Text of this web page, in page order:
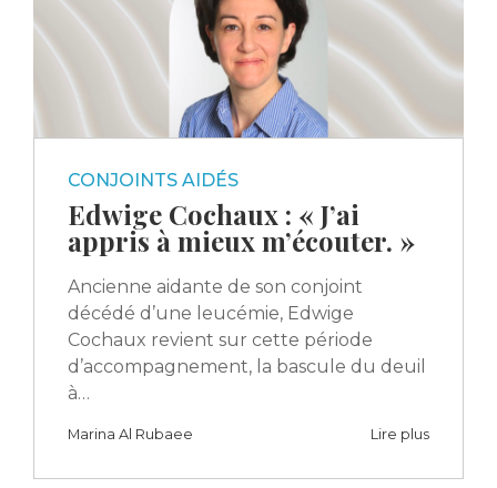
CONJOINTS AIDÉS
Edwige Cochaux : « J’ai
appris à mieux m’écouter. »
Ancienne aidante de son conjoint
décédé d’une leucémie, Edwige
Cochaux revient sur cette période
d’accompagnement, la bascule du deuil
à…
Marina Al Rubaee Lire plus